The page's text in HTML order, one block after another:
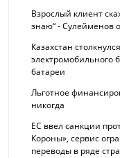
Взрослый клиент
знаю“ - Сулейменов
Казахстан
электромобильного
батареи
Льготное
никогда
ЕС ввел санкции
Короны», сервис
переводы в ряде